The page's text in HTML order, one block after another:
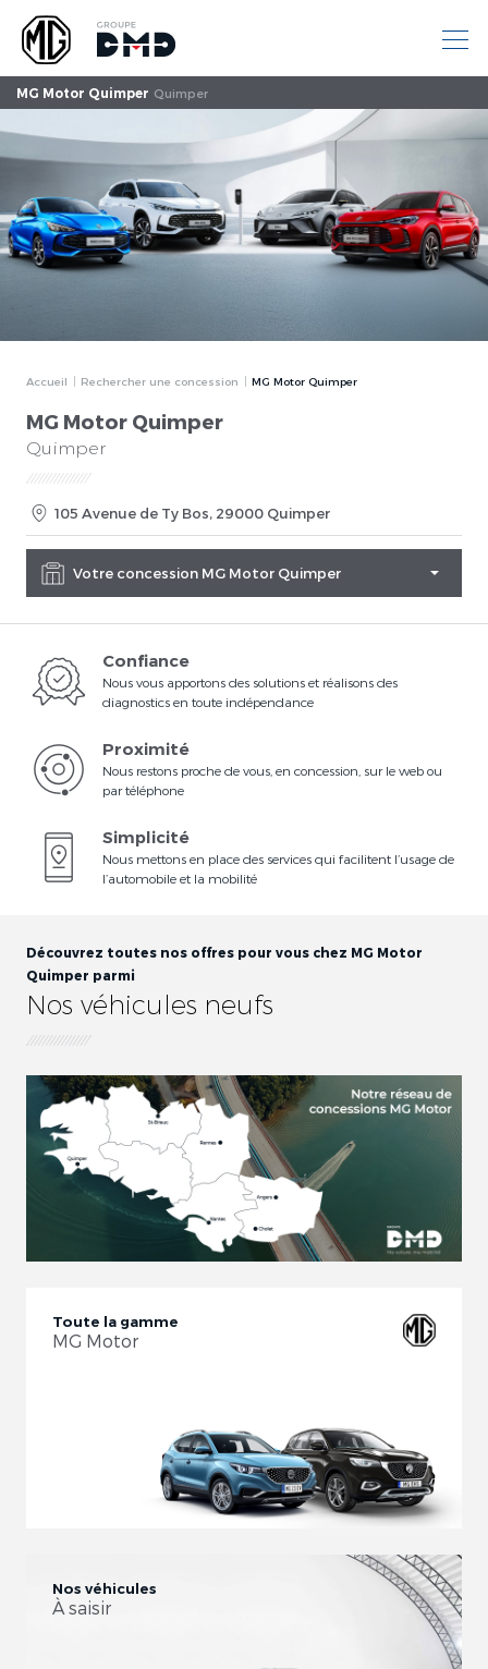
MG Motor Quimper Quimper
Accueil Rechercher une concession MG Motor Quimper
MG Motor Quimper
Quimper
105 Avenue de Ty Bos, 29000 Quimper
Votre concession MG Motor Quimper
Confiance
Nous vous apportons des solutions et réalisons des
diagnostics en toute indépendance
Proximité
Nous restons proche de vous, en concession, sur le web ou
par téléphone
Simplicité
Nous mettons en place des services qui facilitent l’usage de
l’automobile et la mobilité
Découvrez toutes nos offres pour vous chez MG Motor
Quimper parmi
Nos véhicules neufs
Toute la gamme
MG Motor
Nos véhicules
À saisir